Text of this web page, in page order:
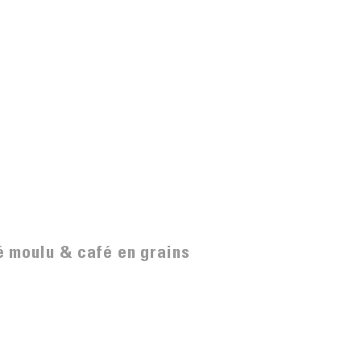
moulu & café en grains